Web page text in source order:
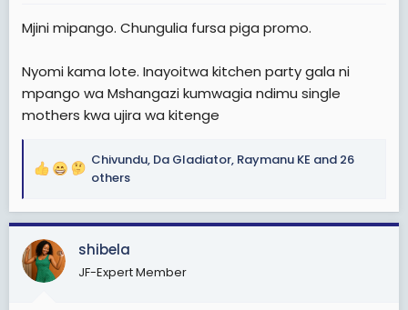
r
Mjini mipango. Chungulia fursa piga promo.
Nyomi kama lote. Inayoitwa kitchen party gala ni
mpango wa Mshangazi kumwagia ndimu single
mothers kwa ujira wa kitenge
R
a
c
t
i
o
Chivundu, Da Gladiator, Raymanu KE and 26
others
shibela
JF-Expert Member